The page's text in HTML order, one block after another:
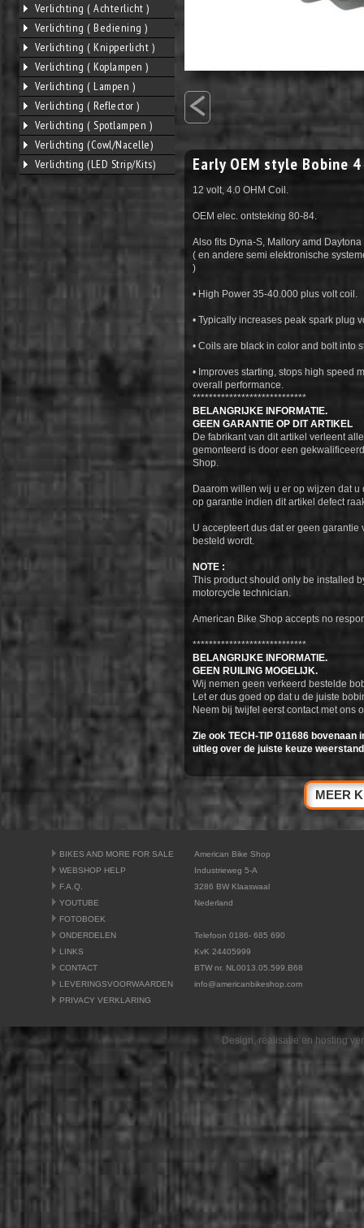
Verlichting ( Achterlicht )
Verlichting ( Bediening )
Verlichting ( Knipperlicht )
Verlichting ( Koplampen )
Verlichting ( Lampen )
Verlichting ( Reflector )
Verlichting ( Spotlampen )
Verlichting (Cowl/Nacelle)
Verlichting (LED Strip/Kits)
<
Early OEM style Bobine
12 volt, 4.0 OHM Coil.
OEM elec. ontsteking 80-84.
Also fits Dyna-S, Mallory amd
( en andere semi elektronische
)
• High Power 35-40.000 plus volt coil.
• Typically increases peak spark plug
• Coils are black in color and bolt into
• Improves starting, stops high speed
overall performance.
****************************
BELANGRIJKE INFORMATIE.
GEEN GARANTIE OP DIT ARTIKEL
De fabrikant van dit artikel verleent
gemonteerd is door een
Shop.
Daarom willen wij u er op wijzen dat
op garantie indien dit artikel defect
U accepteert dus dat er geen
besteld wordt.
NOTE :
This product should only be installed
motorcycle technician.
American Bike Shop accepts no
****************************
BELANGRIJKE INFORMATIE.
GEEN RUILING MOGELIJK.
Wij nemen geen verkeerd bestelde
Let er dus goed op dat u de juiste
Neem bij twijfel eerst contact met ons
Zie ook TECH-TIP 011686
uitleg over de juiste keuze
MEER
BIKES AND MORE FOR SALE
WEBSHOP HELP
F.A.Q.
YOUTUBE
FOTOBOEK
ONDERDELEN
LINKS
CONTACT
LEVERINGSVOORWAARDEN
PRIVACY VERKLARING
American Bike Shop
Industrieweg 5-A
3286 BW Klaaswaal
Nederland
Telefoon 0186- 685 690
KvK 24405999
BTW nr. NL0013.05.599.B68
info@americanbikeshop.com
Design, realisatie en hosting